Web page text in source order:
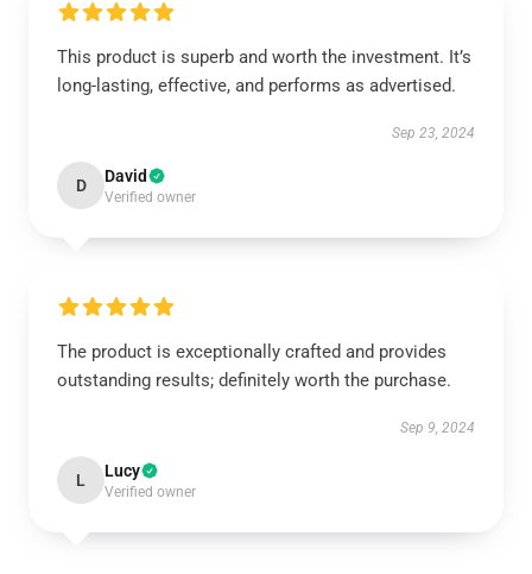
This product is superb and worth the investment. It’s
long-lasting, effective, and performs as advertised.
Sep 23, 2024
D David
Verified owner
The product is exceptionally crafted and provides
outstanding results; definitely worth the purchase.
Sep 9, 2024
L Lucy
Verified owner